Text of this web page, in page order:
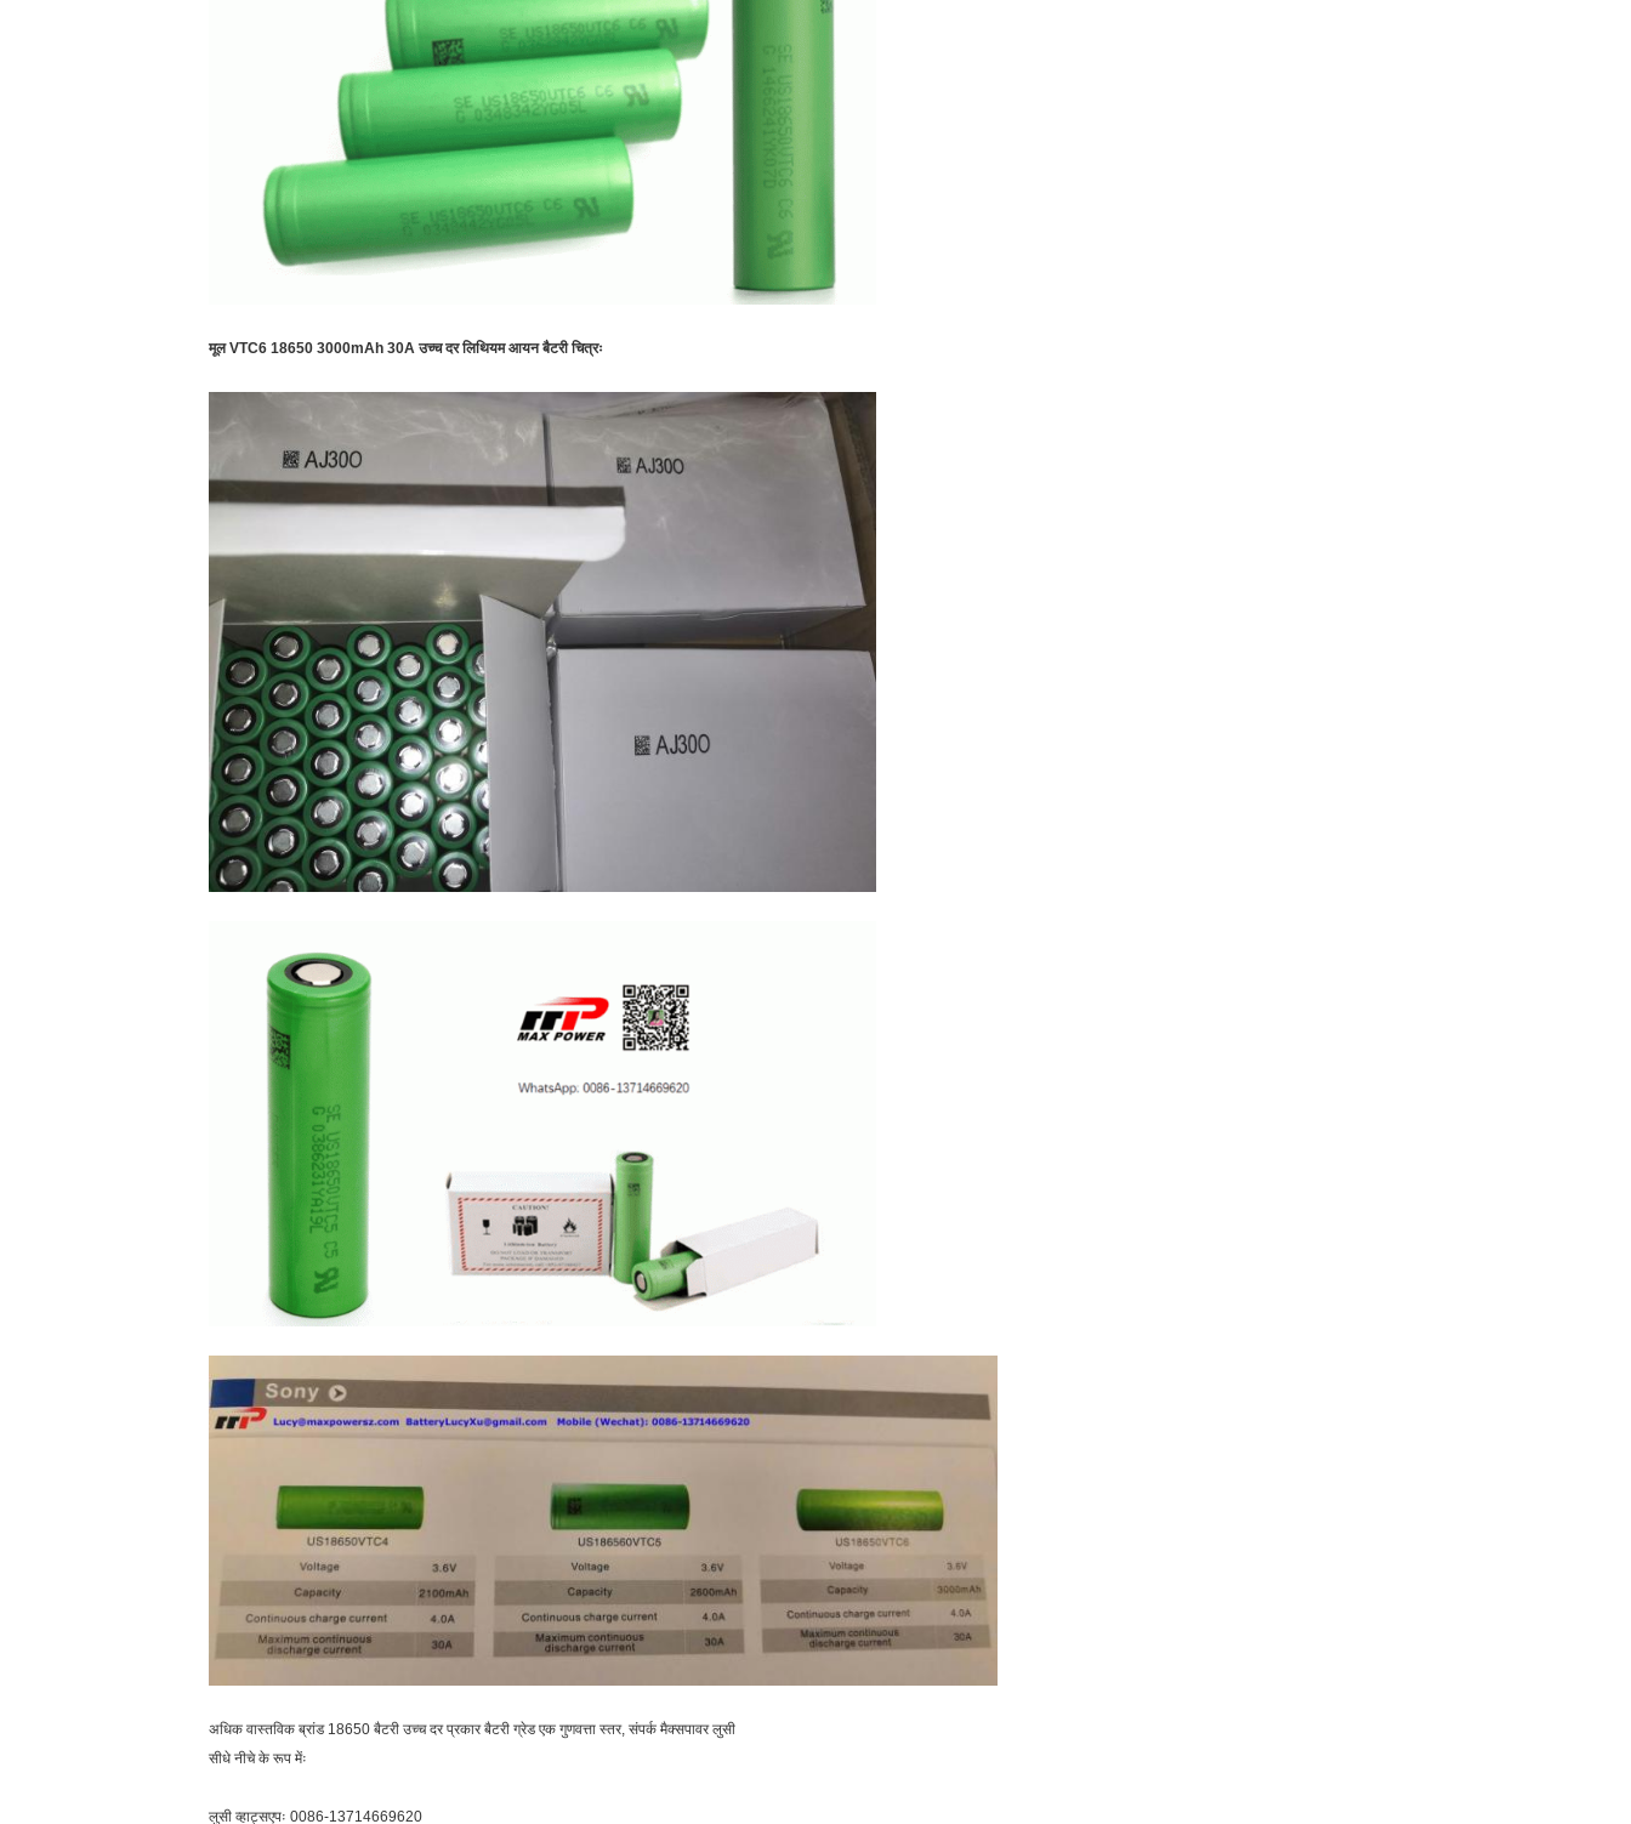
मूल VTC6 18650 3000mAh 30A उच्च दर लिथियम आयन बैटरी चित्रः
अधिक वास्तविक ब्रांड 18650 बैटरी उच्च दर प्रकार बैटरी ग्रेड एक गुणवत्ता स्तर, संपर्क मैक्सपावर लुसी
सीधे नीचे के रूप मेंः
लुसी व्हाट्सएपः 0086-13714669620